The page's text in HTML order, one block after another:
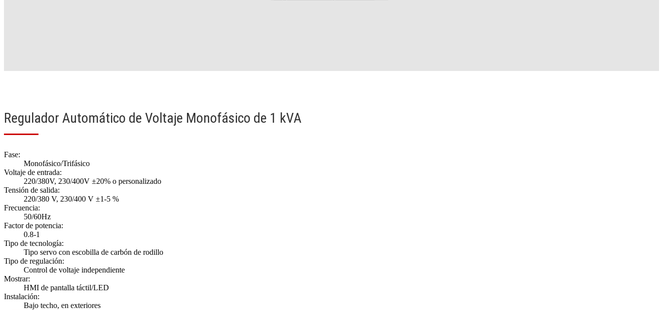
Regulador Automático de Voltaje Monofásico de 1 kVA
Fase:
Monofásico/Trifásico
Voltaje de entrada:
220/380V, 230/400V ±20% o personalizado
Tensión de salida:
220/380 V, 230/400 V ±1-5 %
Frecuencia:
50/60Hz
Factor de potencia:
0.8-1
Tipo de tecnología:
Tipo servo con escobilla de carbón de rodillo
Tipo de regulación:
Control de voltaje independiente
Mostrar:
HMI de pantalla táctil/LED
Instalación:
Bajo techo, en exteriores